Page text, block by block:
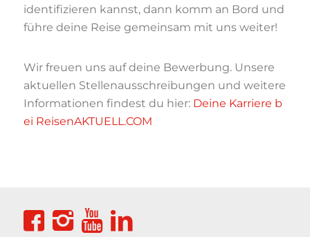
identifizieren kannst, dann komm an Bord und
führe deine Reise gemeinsam mit uns weiter!
Wir freuen uns auf deine Bewerbung. Unsere
aktuellen Stellenausschreibungen und weitere
Informationen findest du hier: Deine Karriere b
ei ReisenAKTUELL.COM